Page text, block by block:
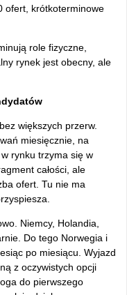
ofert, krótkoterminowe
role fizyczne,
rynek jest obecny, ale
większych przerw.
miesięcznie, na
rynku trzyma się w
całości, ale
ofert. Tu nie ma
Niemcy, Holandia,
Do tego Norwegia i
po miesiącu. Wyjazd
z oczywistych opcji
do pierwszego